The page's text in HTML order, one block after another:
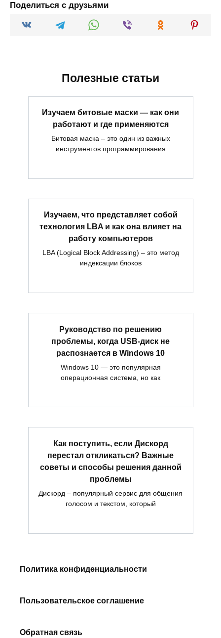
Поделиться с друзьями
Полезные статьи
Изучаем битовые маски — как они
работают и где применяются
Битовая маска – это один из важных
инструментов программирования
Изучаем, что представляет собой
технология LBA и как она влияет на
работу компьютеров
LBA (Logical Block Addressing) – это метод
индексации блоков
Руководство по решению
проблемы, когда USB-диск не
распознается в Windows 10
Windows 10 — это популярная
операционная система, но как
Как поступить, если Дискорд
перестал откликаться? Важные
советы и способы решения данной
проблемы
Дискорд – популярный сервис для общения
голосом и текстом, который
Политика конфиденциальности
Пользовательское соглашение
Обратная связь